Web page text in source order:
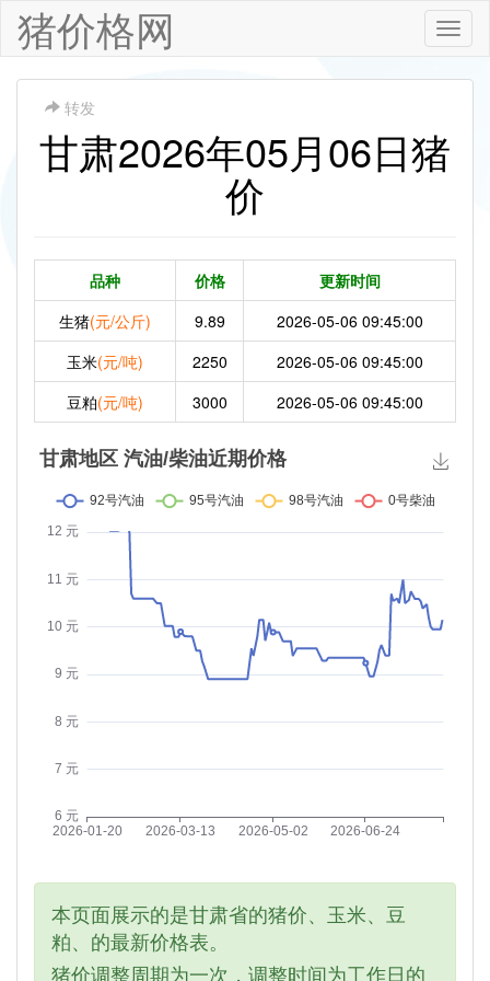
猪价格网
Toggle
转发
甘肃2026年05月06日猪
价
品种 价格
更新时间
生猪(元/公斤) 9.89
2026-05-06 09:45:00
玉米(元/吨) 2250
2026-05-06 09:45:00
豆粕(元/吨) 3000 2026-05-06 09:45:00
本页面展示的是甘肃省的猪价、玉米、豆
粕、的最新价格表。
猪价调整周期为一次，调整时间为工作日的